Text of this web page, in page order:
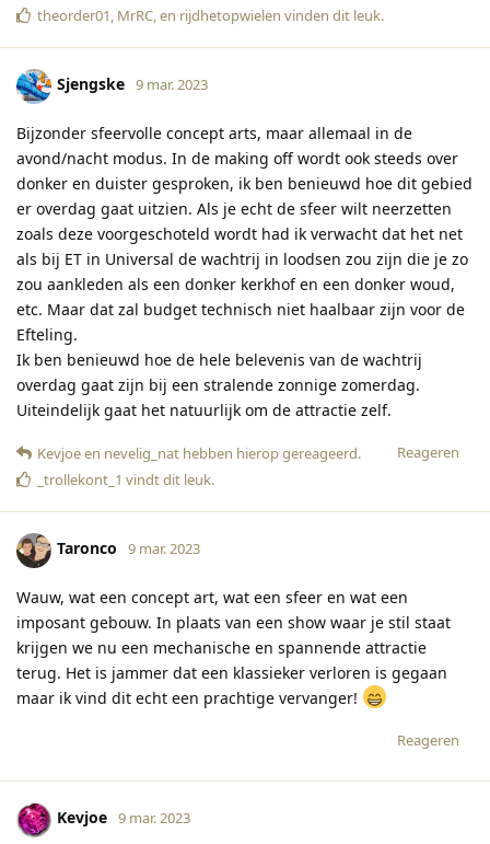
theorder01, MrRC, en rijdhetopwielen vinden dit leuk.
Sjengske 9 mar. 2023
Bijzonder sfeervolle concept arts, maar allemaal in de
avond/nacht modus. In de making off wordt ook steeds over
donker en duister gesproken, ik ben benieuwd hoe dit gebied
er overdag gaat uitzien. Als je echt de sfeer wilt neerzetten
zoals deze voorgeschoteld wordt had ik verwacht dat het net
als bij ET in Universal de wachtrij in loodsen zou zijn die je zo
zou aankleden als een donker kerkhof en een donker woud,
etc. Maar dat zal budget technisch niet haalbaar zijn voor de
Efteling.
Ik ben benieuwd hoe de hele belevenis van de wachtrij
overdag gaat zijn bij een stralende zonnige zomerdag.
Uiteindelijk gaat het natuurlijk om de attractie zelf.
Reageren
Kevjoeen nevelig_nat hebben hierop gereageerd.
_trollekont_1 vindt dit leuk.
Taronco 9 mar. 2023
Wauw, wat een concept art, wat een sfeer en wat een
imposant gebouw. In plaats van een show waar je stil staat
krijgen we nu een mechanische en spannende attractie
terug. Het is jammer dat een klassieker verloren is gegaan
maar ik vind dit echt een prachtige vervanger!
Reageren
Kevjoe 9 mar. 2023